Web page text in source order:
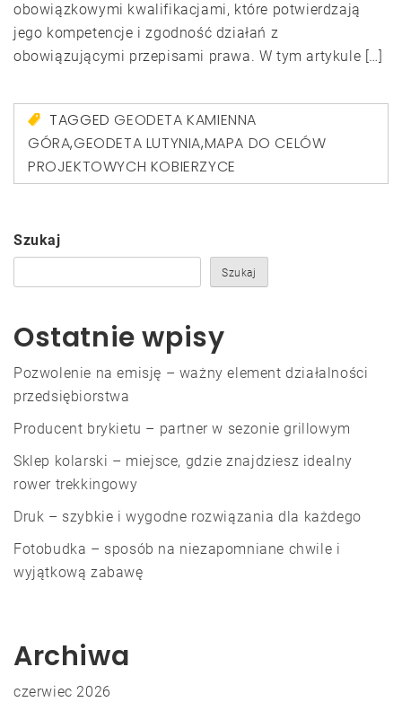
obowiązkowymi kwalifikacjami, które potwierdzają
jego kompetencje i zgodność działań z
obowiązującymi przepisami prawa. W tym artykule […]
TAGGEDGEODETA KAMIENNA
GÓRA,GEODETA LUTYNIA,MAPA DO CELÓW
PROJEKTOWYCH KOBIERZYCE
Szukaj
Szukaj
Ostatnie wpisy
Pozwolenie na emisję – ważny element działalności
przedsiębiorstwa
Producent brykietu – partner w sezonie grillowym
Sklep kolarski – miejsce, gdzie znajdziesz idealny
rower trekkingowy
Druk – szybkie i wygodne rozwiązania dla każdego
Fotobudka – sposób na niezapomniane chwile i
wyjątkową zabawę
Archiwa
czerwiec 2026